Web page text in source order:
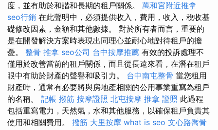
度，並有助於和諧和長期的租戶關係。 萬和宮附近推拿
seo行銷 在此聲明中，必須提供收入，費用，收入，稅收基
礎修改因素，金額和其他數據。 對於所有者而言，重要的
是在開發解決方案時表現出同理心並耐心地對待租戶的擔
憂。 整骨 推拿 seo公司 台中按摩推薦 有效的投訴處理不
僅用於改善當前的租戶關係，而且從長遠來看，在潛在租戶
眼中有助於財產的聲譽和吸引力。 台中南屯整骨 當您租用
財產時，通常有必要將與房地產相關的公用事業重寫為租戶
的名稱。 記帳 撥筋 按摩證照 北屯按摩 推拿 證照 此過程
包括重寫電力，天然氣，水和其他服務，以確保租戶負責其
使用和相關費用。 撥筋 大里按摩 what is seo 文心路喬骨